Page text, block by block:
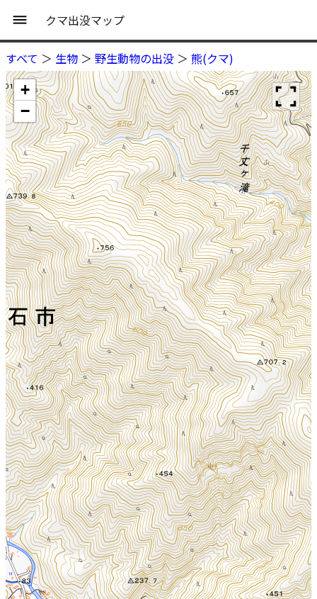
クマ出没マップ
すべて ＞ 生物 ＞ 野生動物の出没 ＞ 熊(クマ)
+
−